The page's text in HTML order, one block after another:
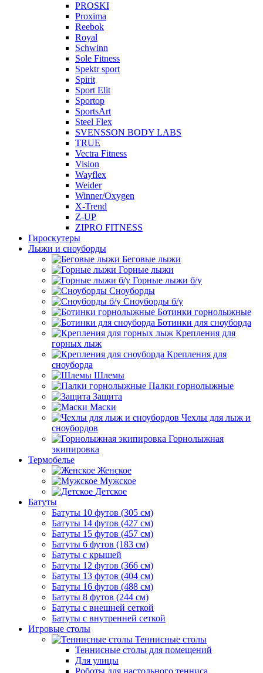
PROSKI
Proxima
Reebok
Royal
Schwinn
Sole Fitness
Spektr sport
Spirit
Sport Elit
Sportop
SportsArt
Steel Flex
SVENSSON BODY LABS
TRUE
Vectra Fitness
Vision
Wayflex
Weider
Winner/Oxygen
X-Trend
Z-UP
ZIPRO FITNESS
Гироскутеры
Лыжи и сноуборды
Беговые лыжи
Горные лыжи
Горные лыжи б/у
Сноуборды
Сноуборды б/у
Ботинки горнолыжные
Ботинки для сноуборда
Крепления для
горных лыж
Крепления для
сноуборда
Шлемы
Палки горнолыжные
Защита
Маски
Чехлы для лыж и
сноубордов
Горнолыжная
экипировка
Термобелье
Женское
Мужское
Детское
Батуты
Батуты 10 футов (305 см)
Батуты 14 футов (427 см)
Батуты 15 футов (457 см)
Батуты 6 футов (183 см)
Батуты с крышей
Батуты 12 футов (366 см)
Батуты 13 футов (404 см)
Батуты 16 футов (488 см)
Батуты 8 футов (244 см)
Батуты с внешней сеткой
Батуты с внутренней сеткой
Игровые столы
Теннисные столы
Теннисные столы для помещений
Для улицы
Роботы для настольного тенниса